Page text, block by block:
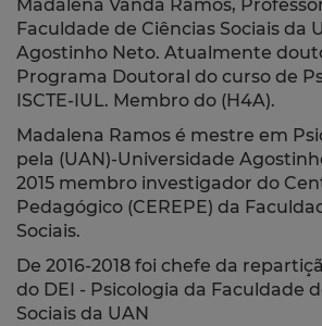
Madalena Vanda Ramos,
Faculdade de Ciências Sociais da
Agostinho Neto. Atualmente
Programa Doutoral do curso de
ISCTE-IUL. Membro do (H4A).
Madalena Ramos é mestre em
pela (UAN)-Universidade
2015 membro investigador do
Pedagógico (CEREPE) da
Sociais.
De 2016-2018 foi chefe da
do DEI - Psicologia da Faculdade
Sociais da UAN